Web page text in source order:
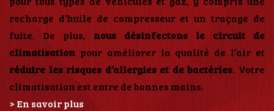
recharge d’huile de compresseur et un traçage de
fuite. De plus, nous désinfectons le circuit de
climatisationpour améliorer la qualité de l’air et
réduire les risques d’allergies et de bactéries. Votre
climatisation est entre de bonnes mains.
> En savoir plus